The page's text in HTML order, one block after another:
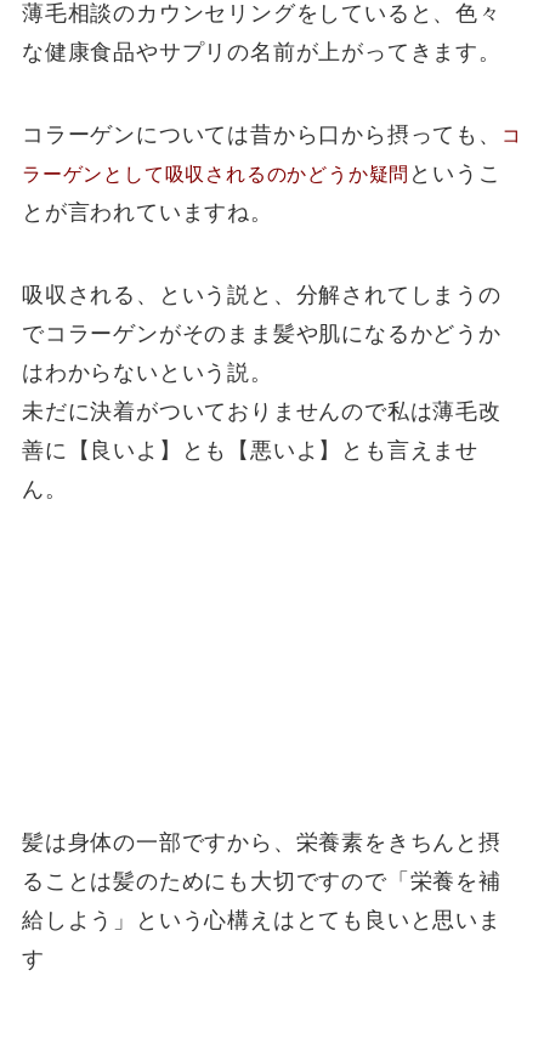
薄毛相談のカウンセリングをしていると、色々
な健康食品やサプリの名前が上がってきます。
コラーゲンについては昔から口から摂っても、
コ
ラーゲンとして吸収されるのかどうか疑問 というこ
とが言われていますね。
吸収される、という説と、分解されてしまうの
でコラーゲンがそのまま髪や肌になるかどうか
はわからないという説。
未だに決着がついておりませんので私は薄毛改
善に【良いよ】とも【悪いよ】とも言えませ
ん。
髪は身体の一部ですから、栄養素をきちんと摂
ることは髪のためにも大切ですので「栄養を補
給しよう」という心構えはとても良いと思いま
す